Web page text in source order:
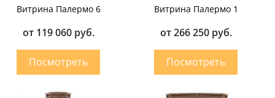
Витрина Палермо 6
от 119 060 руб.
Витрина Палермо 1
от 266 250 руб.